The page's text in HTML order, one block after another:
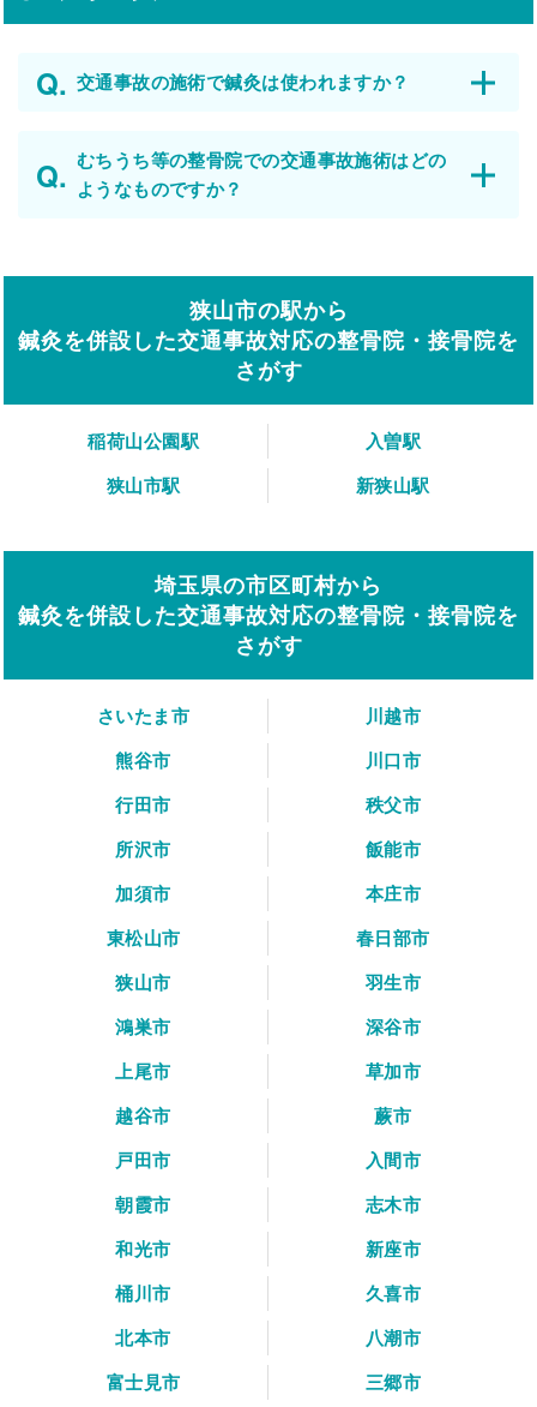
交通事故の施術で鍼灸は使われますか？
むちうち等の整骨院での交通事故施術はどの
ようなものですか？
狭山市の駅から
鍼灸を併設した交通事故対応の整骨院・接骨院を
さがす
稲荷山公園駅
入曽駅
狭山市駅
新狭山駅
埼玉県の市区町村から
鍼灸を併設した交通事故対応の整骨院・接骨院を
さがす
さいたま市
川越市
熊谷市
川口市
行田市
秩父市
所沢市
飯能市
加須市
本庄市
東松山市
春日部市
狭山市
羽生市
鴻巣市
深谷市
上尾市
草加市
越谷市
蕨市
戸田市
入間市
朝霞市
志木市
和光市
新座市
桶川市
久喜市
北本市
八潮市
富士見市
三郷市